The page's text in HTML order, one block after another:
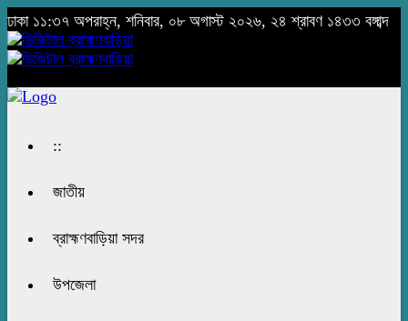
ঢাকা ১১:৩৭ অপরাহ্ন, শনিবার, ০৮ অগাস্ট ২০২৬, ২৪ শ্রাবণ ১৪৩৩ বঙ্গাব্দ
::
জাতীয়
ব্রাহ্মণবাড়িয়া সদর
উপজেলা